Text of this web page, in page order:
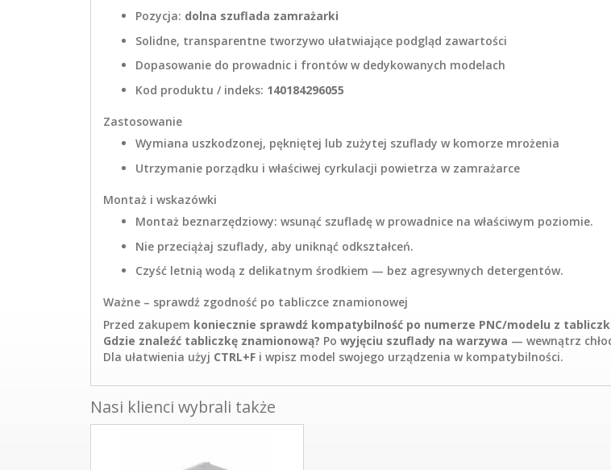
Pozycja: dolna szuflada zamrażarki
Solidne, transparentne tworzywo ułatwiające podgląd zawartości
Dopasowanie do prowadnic i frontów w dedykowanych modelach
Kod produktu / indeks: 140184296055
Zastosowanie
Wymiana uszkodzonej, pękniętej lub zużytej szuflady w komorze mrożenia
Utrzymanie porządku i właściwej cyrkulacji powietrza w zamrażarce
Montaż i wskazówki
Montaż beznarzędziowy: wsunąć szufladę w prowadnice na właściwym poziomie.
Nie przeciążaj szuflady, aby uniknąć odkształceń.
Czyść letnią wodą z delikatnym środkiem — bez agresywnych detergentów.
Ważne – sprawdź zgodność po tabliczce znamionowej
Przed zakupem koniecznie sprawdź kompatybilność po numerze PNC/modelu z
Gdzie znaleźć tabliczkę znamionową? Po wyjęciu szuflady na warzywa — wewnątrz
Dla ułatwienia użyj CTRL+F i wpisz model swojego urządzenia w kompatybilności.
Nasi klienci wybrali także